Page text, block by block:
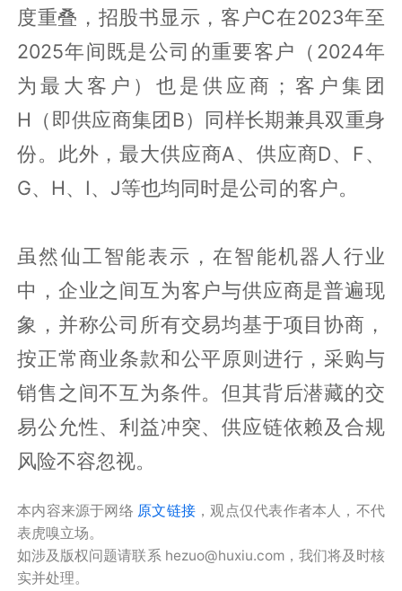
度重叠，招股书显示，客户C在2023年至
2025年间既是公司的重要客户（2024年
为最大客户）也是供应商；客户集团
H（即供应商集团B）同样长期兼具双重身
份。此外，最大供应商A、供应商D、F、
G、H、I、J等也均同时是公司的客户。
虽然仙工智能表示，在智能机器人行业
中，企业之间互为客户与供应商是普遍现
象，并称公司所有交易均基于项目协商，
按正常商业条款和公平原则进行，采购与
销售之间不互为条件。但其背后潜藏的交
易公允性、利益冲突、供应链依赖及合规
风险不容忽视。
本内容来源于网络 原文链接 ，观点仅代表作者本人，不代
表虎嗅立场。
如涉及版权问题请联系 hezuo@huxiu.com，我们将及时核
实并处理。